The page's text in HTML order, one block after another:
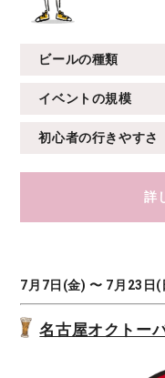
ビールの種類
イベントの規模
初心者の行きやすさ
詳
7月7日(金) 〜 7月23日(
名古屋オクトー